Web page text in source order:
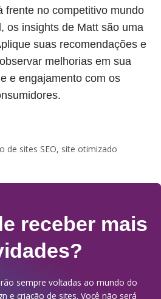
frente no competitivo mundo
os insights de Matt são uma
suas recomendações e
melhorias em sua
e engajamento com os
de sites SEO, site otimizado
receber mais
sempre voltadas ao mundo do
e criação de sites. Você não será